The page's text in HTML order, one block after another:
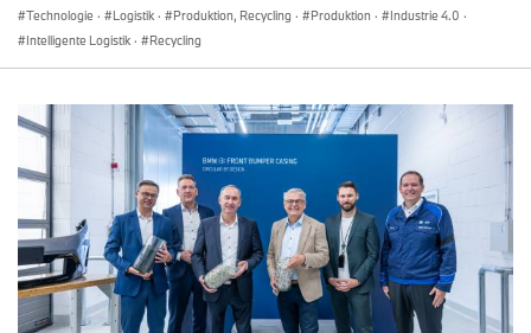
Technologie · Logistik · Produktion, Recycling · Produktion · Industrie 4.0 ·
Intelligente Logistik · Recycling